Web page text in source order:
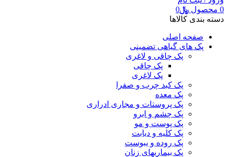
0 محصول ﷼0
دسته بندی کالاها
صفحه اصلی
پک های گیاهی تضمینی
پک چاقی و لاغری
پک چاقی
پک لاغری
پک کبد چرب و صفرا
پک معده
پک پروستات و مجاری ادراری
پک چشم و ابرو
پک پوست و مو
پک کلیه و دیابت
پک روده و یبوست
پک بیماریهای زنان